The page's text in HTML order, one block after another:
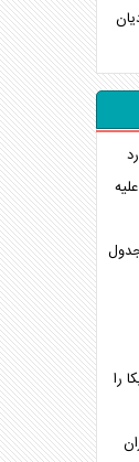
را
گران